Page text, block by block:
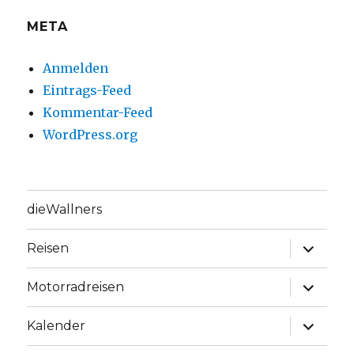
META
Anmelden
Eintrags-Feed
Kommentar-Feed
WordPress.org
dieWallners
Reisen
Motorradreisen
Kalender